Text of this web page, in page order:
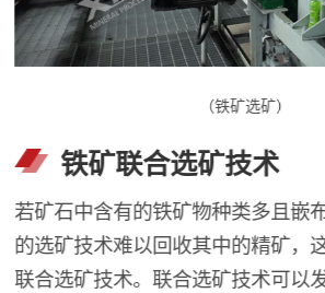
（铁矿选矿）
铁矿联合选矿技术
若矿石中含有的铁矿物种类多且嵌
的选矿技术难以回收其中的精矿，
联合选矿技术。联合选矿技术可以